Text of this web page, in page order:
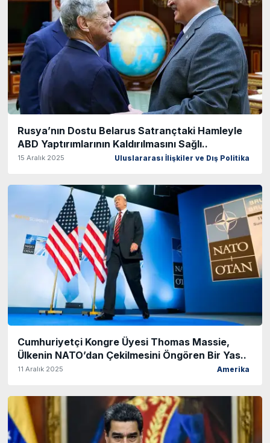
Rusya’nın Dostu Belarus Satrançtaki Hamleyle
ABD Yaptırımlarının Kaldırılmasını Sağlı..
15 Aralık 2025 Uluslararası İlişkiler ve Dış Politika
Cumhuriyetçi Kongre Üyesi Thomas Massie,
Ülkenin NATO’dan Çekilmesini Öngören Bir Yas..
11 Aralık 2025 Amerika